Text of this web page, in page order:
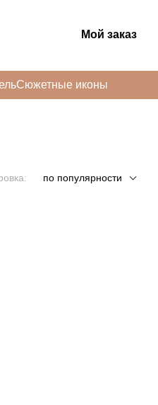
Мой заказ
Сюжетные иконы
по популярности